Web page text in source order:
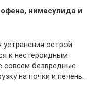
нимесулида и
острой
к нестероидным
совсем безвредные
на почки и печень.